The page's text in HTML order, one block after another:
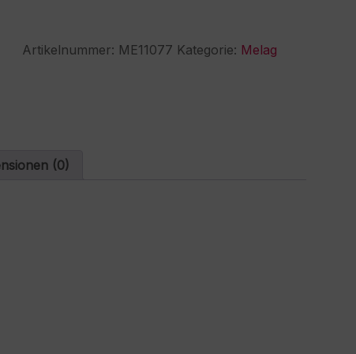
Menge
n
Artikelnummer: ME11077 Kategorie: Melag
(0)